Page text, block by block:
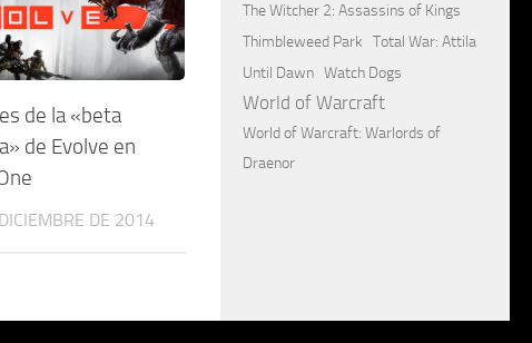
de la «beta
de Evolve en
DE 2014
The Witcher 2: Assassins of Kings
Thimbleweed Park Total War: Attila
Until Dawn Watch Dogs
World of Warcraft
World of Warcraft: Warlords of
Draenor